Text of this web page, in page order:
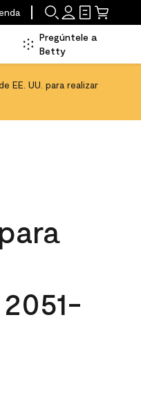
Pregúntele a
Betty
EE. UU. para realizar